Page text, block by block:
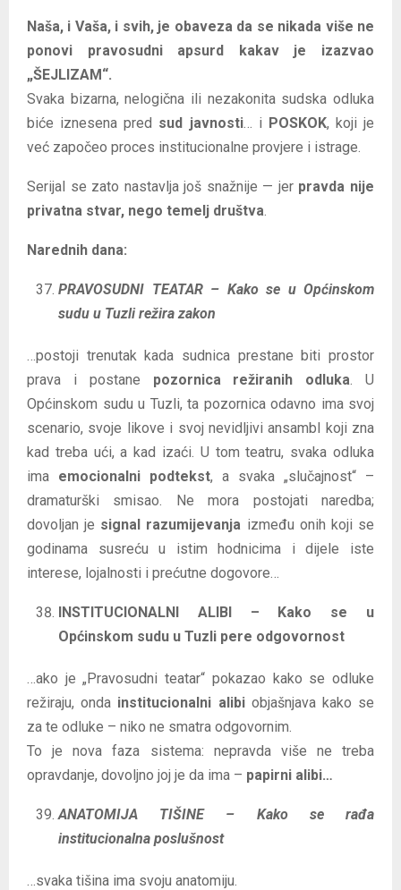
Naša, i Vaša, i svih, je obaveza da se nikada više ne
ponovi pravosudni apsurd kakav je izazvao
„ŠEJLIZAM“.
Svaka bizarna, nelogična ili nezakonita sudska odluka
biće iznesena pred sud javnosti… i POSKOK, koji je
već započeo proces institucionalne provjere i istrage.
Serijal se zato nastavlja još snažnije — jer pravda nije
privatna stvar, nego temelj društva
Narednih dana:
PRAVOSUDNI TEATAR – Kako se u Općinskom
sudu u Tuzli režira zakon
…postoji trenutak kada sudnica prestane biti prostor
prava i postane pozornica režiranih odluka . U
Općinskom sudu u Tuzli, ta pozornica odavno ima svoj
scenario, svoje likove i svoj nevidljivi ansambl koji zna
kad treba ući, a kad izaći. U tom teatru, svaka odluka
ima emocionalni podtekst, a svaka „slučajnost“ –
dramaturški smisao. Ne mora postojati naredba;
dovoljan je signal razumijevanja između onih koji se
godinama susreću u istim hodnicima i dijele iste
interese, lojalnosti i prećutne dogovore…
INSTITUCIONALNI ALIBI – Kako se u
Općinskom sudu u Tuzli pere odgovornost
…ako je „Pravosudni teatar“ pokazao kako se odluke
režiraju, onda institucionalni alibiobjašnjava kako se
za te odluke – niko ne smatra odgovornim.
To je nova faza sistema: nepravda više ne treba
opravdanje, dovoljno joj je da ima – papirni alibi…
ANATOMIJA TIŠINE – Kako se rađa
institucionalna poslušnost
…svaka tišina ima svoju anatomiju.